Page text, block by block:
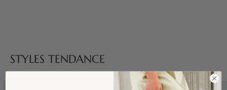
STYLES TENDANCE